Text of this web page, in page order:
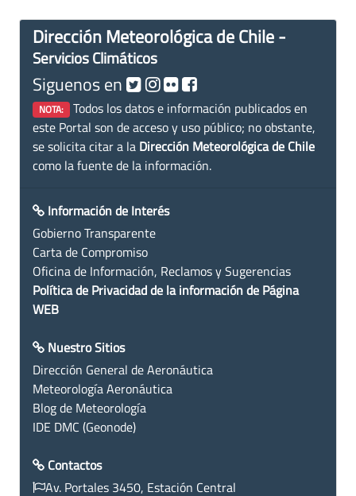
Dirección Meteorológica de Chile -
Servicios Climáticos
Siguenos en
NOTA: Todos los datos e información publicados en
este Portal son de acceso y uso público; no obstante,
se solicita citar a la Dirección Meteorológica de Chile
como la fuente de la información.
Información de Interés
Gobierno Transparente
Carta de Compromiso
Oficina de Información, Reclamos y Sugerencias
Política de Privacidad de la información de Página
WEB
Nuestro Sitios
Dirección General de Aeronáutica
Meteorología Aeronáutica
Blog de Meteorología
IDE DMC (Geonode)
Contactos
Av. Portales 3450, Estación Central